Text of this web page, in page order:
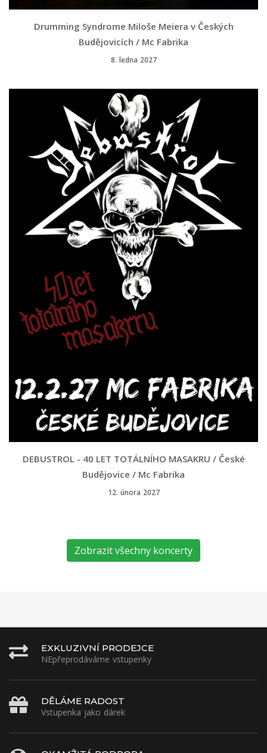
Drumming Syndrome Miloše Meiera v Českých
Budějovicích / Mc Fabrika
8. ledna 2027
DEBUSTROL - 40 LET TOTÁLNÍHO MASAKRU / České
Budějovice / Mc Fabrika
12. února 2027
Zobrazit všechny koncerty
EXKLUZIVNÍ PRODEJCE
NEpřeprodáváme vstupenky
DĚLÁME RADOST
Vstupenka jako dárek